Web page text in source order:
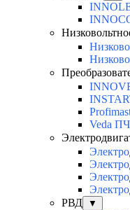
Veda
РВД
▼